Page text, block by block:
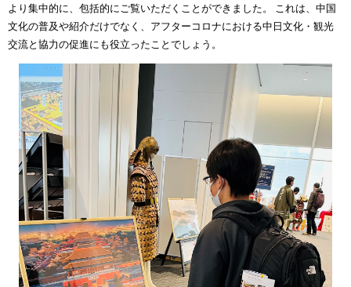
より集中的に、包括的にご覧いただくことができました。 これは、中国
文化の普及や紹介だけでなく、アフターコロナにおける中日文化・観光
交流と協力の促進にも役立ったことでしょう。